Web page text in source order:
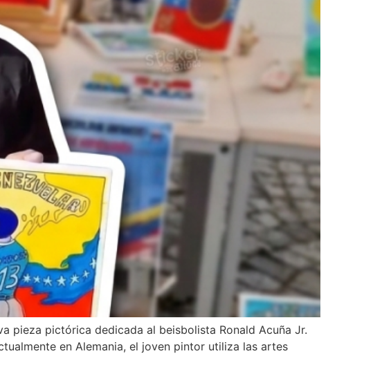
pieza pictórica dedicada al beisbolista Ronald Acuña Jr.
en Alemania, el joven pintor utiliza las artes